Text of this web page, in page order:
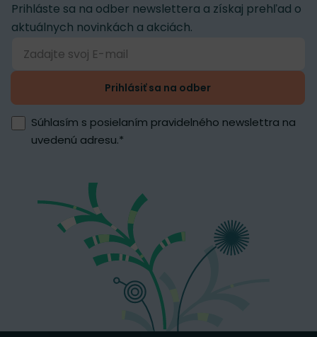
Prihláste sa na odber newslettera a získaj prehľad o
aktuálnych novinkách a akciách.
Prihlásiť sa na odber
Súhlasím s posielaním pravidelného newslettra na
uvedenú adresu.*